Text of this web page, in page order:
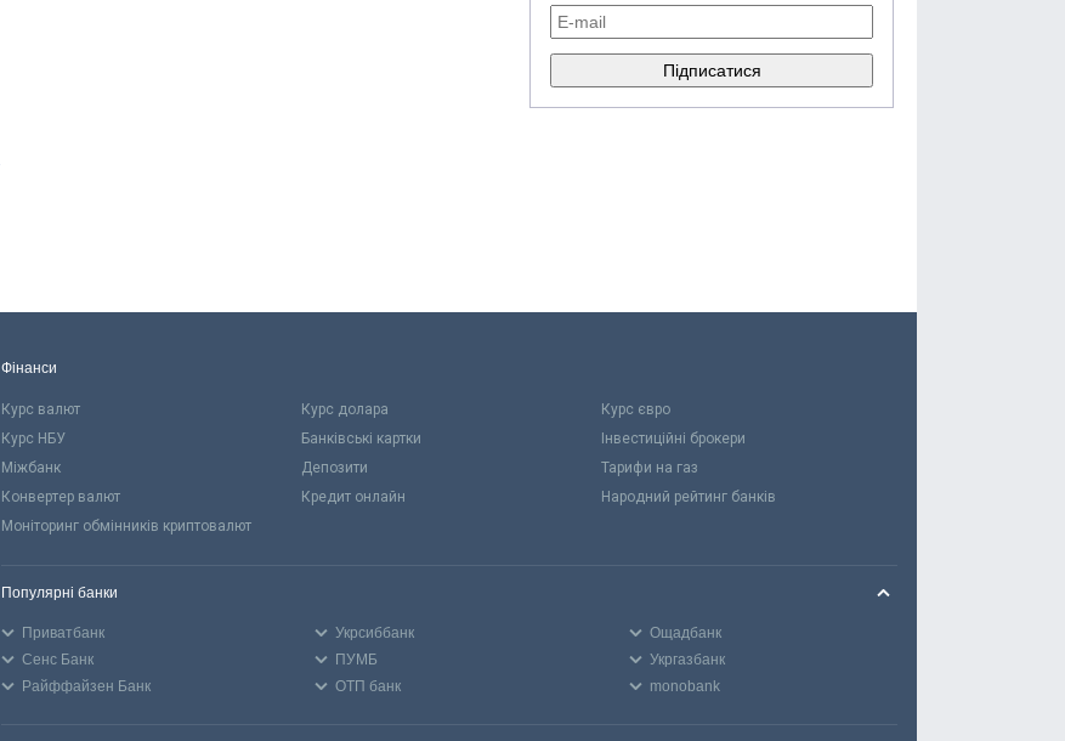
Фінанси
Курс валют Курс долара
Курс євро
Курс НБУ
Банківські картки
Інвестиційні брокери
Міжбанк
Депозити
Тарифи на газ
Конвертер валют
Кредит онлайн
Народний рейтинг банків
Моніторинг обмінників криптовалют
Популярні банки
Приватбанк Укрсиббанк
Ощадбанк
Сенс Банк
ПУМБ
Укргазбанк
Райффайзен Банк
ОТП банк monobank